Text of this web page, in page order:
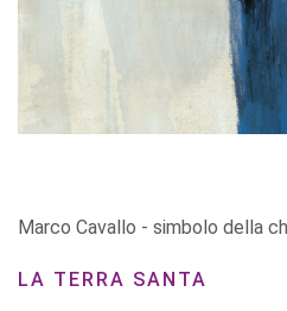
Marco Cavallo - simbolo della
LA TERRA SANTA